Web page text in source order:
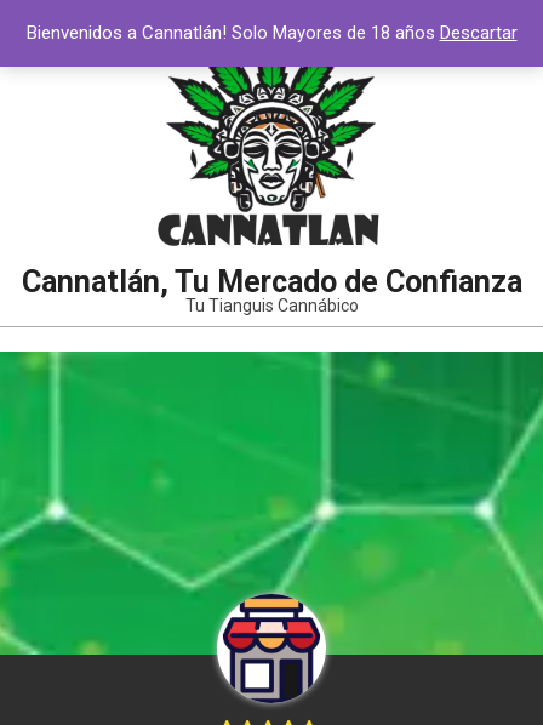
contenido
Cannatlán, Tu Mercado de Confianza
Tu Tianguis Cannábico
Menú
Bienvenidos a Cannatlán! Solo Mayores de 18 años Descartar